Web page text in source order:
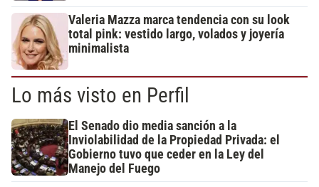
Valeria Mazza marca tendencia con su look
total pink: vestido largo, volados y joyería
minimalista
Lo más visto en Perfil
El Senado dio media sanción a la
Inviolabilidad de la Propiedad Privada: el
Gobierno tuvo que ceder en la Ley del
Manejo del Fuego